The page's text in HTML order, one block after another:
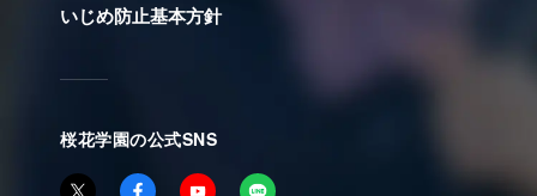
いじめ防止基本方針
桜花学園の公式SNS